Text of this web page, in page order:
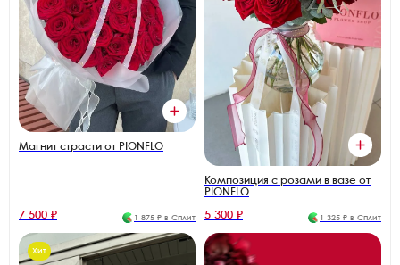
Магнит страсти от PIONFLO
7 500 ₽ 1 875 ₽ в Сплит
Композиция с розами в вазе от
PIONFLO
5 300 ₽ 1 325 ₽ в Сплит
Хит